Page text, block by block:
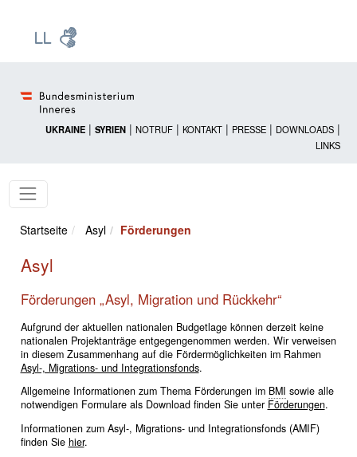
UKRAINE | SYRIEN | NOTRUF | KONTAKT | PRESSE | DOWNLOADS |
LINKS
Startseite Asyl Förderungen
Asyl
Förderungen „Asyl, Migration und Rückkehr“
Aufgrund der aktuellen nationalen Budgetlage können derzeit keine
nationalen Projektanträge entgegengenommen werden. Wir verweisen
in diesem Zusammenhang auf die Fördermöglichkeiten im Rahmen
Asyl-, Migrations- und Integrationsfonds.
Allgemeine Informationen zum Thema Förderungen im BMI sowie alle
notwendigen Formulare als Download finden Sie unter Förderungen.
Informationen zum Asyl-, Migrations- und Integrationsfonds (AMIF)
finden Sie hier.